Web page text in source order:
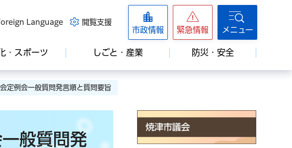
Language 閲覧支援
市政情報 緊急情報 メニュー
・スポーツ しごと・産業 防災・安全
定例会一般質問発言順と質問要旨
般質問発